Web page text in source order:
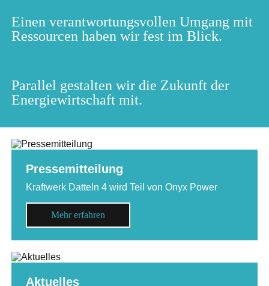
Einen verantwortungsvollen Umgang mit
Ressourcen haben wir fest im Blick.
Parallel gestalten wir die Zukunft der
Energiewirtschaft mit.
Pressemitteilung
Kraftwerk Datteln 4 wird Teil von Onyx Power
Mehr erfahren
Aktuelles